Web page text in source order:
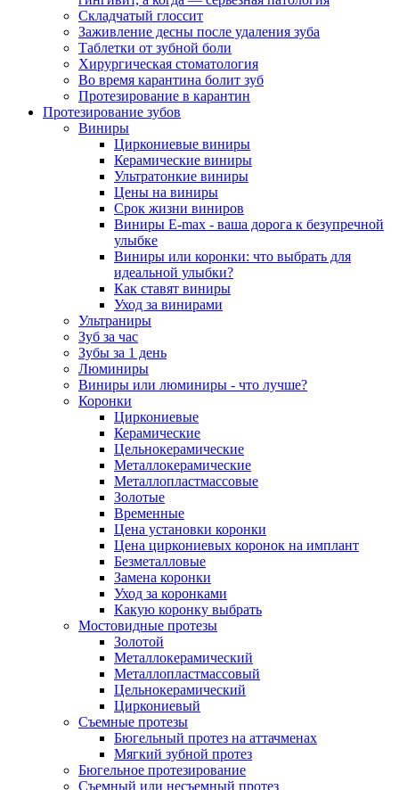
Складчатый глоссит
Заживление десны после удаления зуба
Таблетки от зубной боли
Хирургическая стоматология
Во время карантина болит зуб
Протезирование в карантин
Протезирование зубов
Виниры
Циркониевые виниры
Керамические виниры
Ультратонкие виниры
Цены на виниры
Срок жизни виниров
Виниры E-max - ваша дорога к безупречной
улыбке
Виниры или коронки: что выбрать для
идеальной улыбки?
Как ставят виниры
Уход за винирами
Ультраниры
Зуб за час
Зубы за 1 день
Люминиры
Виниры или люминиры - что лучше?
Коронки
Циркониевые
Керамические
Цельнокерамические
Металлокерамические
Металлопластмассовые
Золотые
Временные
Цена установки коронки
Цена циркониевых коронок на имплант
Безметалловые
Замена коронки
Уход за коронками
Какую коронку выбрать
Мостовидные протезы
Золотой
Металлокерамический
Металлопластмассовый
Цельнокерамический
Циркониевый
Съемные протезы
Бюгельный протез на аттачменах
Мягкий зубной протез
Бюгельное протезирование
Съемный или несъемный протез